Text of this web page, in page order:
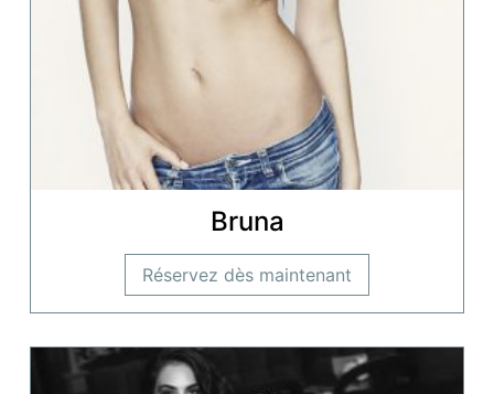
Bruna
Réservez dès maintenant